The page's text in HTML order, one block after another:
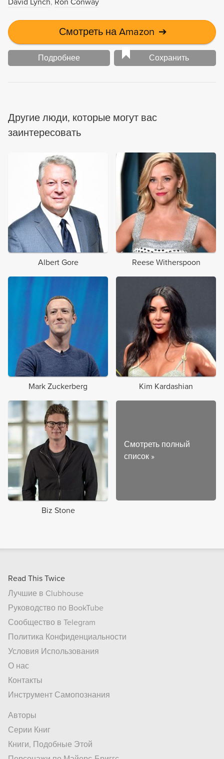
David Lynch Ron Conway
Смотреть на Amazon ➔
Подробнее Сохранить
Другие люди, которые могут вас
заинтересовать
Albert Gore Reese Witherspoon
Mark Zuckerberg Kim Kardashian
Biz Stone
Смотреть полный
список »
Read This Twice
Лучшие в Clubhouse
Руководство по BookTube
Сообщество в Telegram
Политика Конфиденциальности
Условия Использования
О нас
Контакты
Инструмент Самопознания
Авторы
Серии Книг
Книги, Подобные Этой